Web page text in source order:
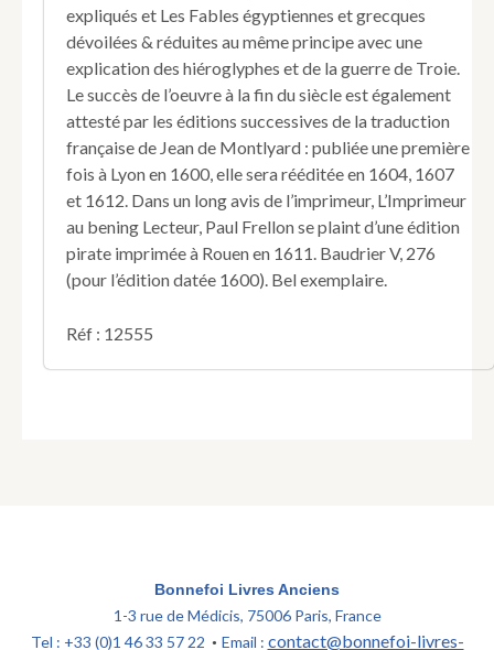
Noel
Le
Comte,
reveuë,
&
de
nouveau,
&
illustrée
de
par
expliqués et Les Fables égyptiennes et grecques
dévoilées & réduites au même principe avec une
explication des hiéroglyphes et de la guerre de Troie.
Le succès de l’oeuvre à la fin du siècle est également
attesté par les éditions successives de la traduction
française de Jean de Montlyard : publiée une première
fois à Lyon en 1600, elle sera rééditée en 1604, 1607
et 1612. Dans un long avis de l’imprimeur, L’Imprimeur
au bening Lecteur, Paul Frellon se plaint d’une édition
pirate imprimée à Rouen en 1611. Baudrier V, 276
(pour l’édition datée 1600). Bel exemplaire.
Réf : 12555
Bonnefoi Livres Anciens
1-3 rue de Médicis, 75006 Paris, France
Tel : +33 (0)1 46 33 57 22 • Email : contact@bonnefoi-livres-